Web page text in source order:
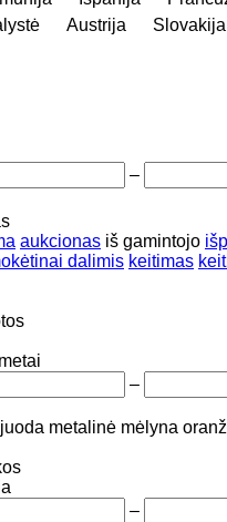
Austrija Slovakija
–
aukcionas iš gamintojo
dalimis keitimas
–
juoda metalinė mėlyna
–